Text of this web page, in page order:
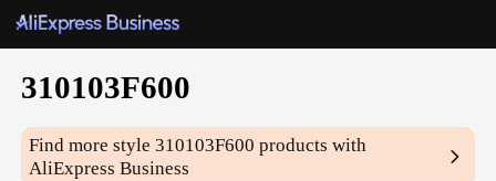
310103F600
Find more style310103F600 products with
AliExpress Business